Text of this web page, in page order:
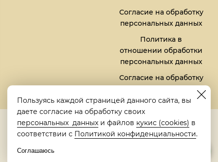
Согласие на обработку
персональных данных
Политика в
отношении обработки
персональных данных
Согласие на обработку
файлов кукис (cookies)
5,0
Рейтинг в Яндексе
Пользуясь каждой страницей данного сайта, вы
даете согласие на обработку своих
персональных данных и файлов кукис (cookies) в
соответствии с Политикой конфиденциальности.
Соглашаюсь